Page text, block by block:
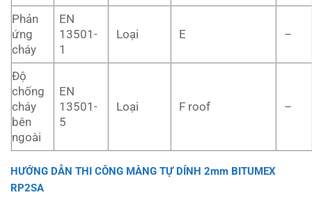
Phản
ứng
cháy
EN
13501-
1
Loại E –
Độ
chống
cháy
bên
ngoài
EN
13501-
5
Loại F roof –
HƯỚNG DẪN THI CÔNG MÀNG TỰ DÍNH 2mm BITUMEX
RP2SA